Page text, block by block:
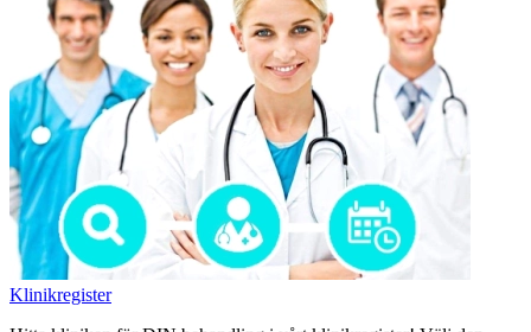
Klinikregister